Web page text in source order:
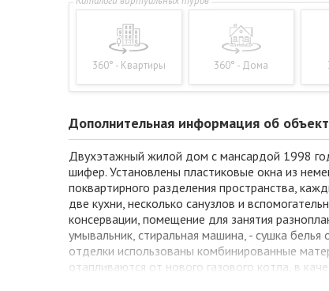
360° - Квартиры 360° - Дома
Дополнительная информация об
Двухэтажный жилой дом с мансардой 1998
шифер. Установлены пластиковые окна из
поквартирного разделения пространства,
две кухни, несколько санузлов и
консервации, помещение для занятия
умывальник, стиральная машина, - сушка
отделки использованы комбинированные
отапливаются от нового газового котла, в